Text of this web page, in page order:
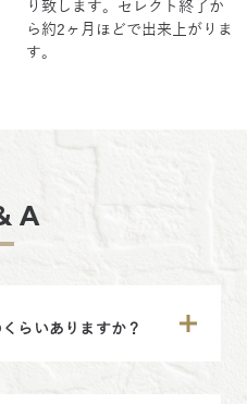
り致します。セレクト終了か
ら約2ヶ月ほどで出来上がりま
す。
らいありますか？